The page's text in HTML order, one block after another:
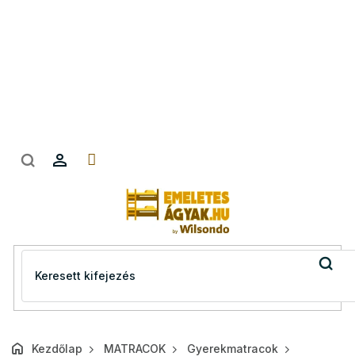
Kezdőlap MATRACOK
Gyerekmatracok